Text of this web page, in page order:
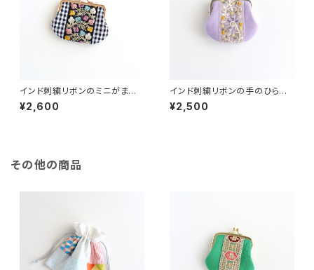
インド刺繍リボンのミニがま口
チェック
¥2,600
インド刺繍リボンの手のひらが
ま口ポーチ
¥2,500
その他の商品